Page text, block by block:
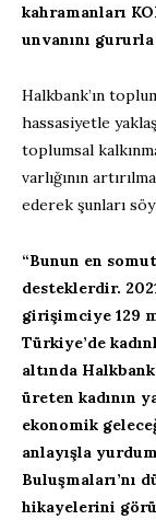
kahramanları
unvanını
Halkbank’ın
hassasiyetle
toplumsal
varlığının
ederek şunları
“Bunun en
desteklerdir.
girişimciye 129
Türkiye’de
altında
üreten kadının
ekonomik
anlayışla
Buluşmaları’nı
hikayelerini